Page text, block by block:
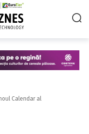
Calendar al